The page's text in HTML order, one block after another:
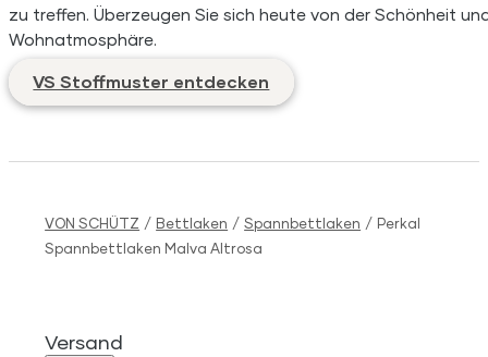
zu treffen. Überzeugen Sie sich heute von der Schönheit
Wohnatmosphäre.
VS Stoffmuster entdecken
VON SCHÜTZ / Bettlaken / Spannbettlaken / Perkal
Spannbettlaken Malva Altrosa
Versand